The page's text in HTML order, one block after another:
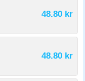
48.80 kr
48.80 kr